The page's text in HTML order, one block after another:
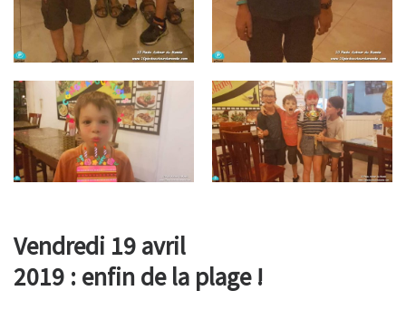
Vendredi 19 avril
2019 : enfin de la plage !